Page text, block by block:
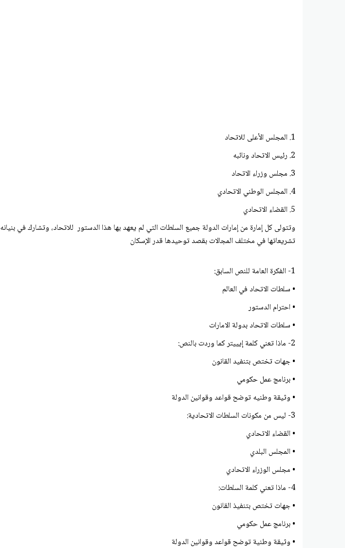
1. المجلس الأعلى للاتحاد
2. رئيس الاتحاد ونائبه
3. مجلس وزراء الاتحاد
4. المجلس الوطني الاتحادي
5. القضاء الاتحادي
وتتولى كل إمارة من إمارات الدولة جميع السلطات التي لم يعهد بها هذا الدستور للاتحاد، وتشارك في
تشريعاتها في مختلف المجالات بقصد توحيدها قدر الإسكان
1- الفكرة العامة للنص السابق:
• سلطات الاتحاد في العالم
• احترام الدستور
• سلطات الاتحاد بدولة الامارات
2- ماذا تعني كلمة إيييتر كما وردت بالنص:
• جهات تختص بتنفيد القانون
• برنامج عمل حكومي
• وثيقة وطنيه توضح قواعد وقوانين الدولة
3- ليس من مكونات السلطات الاتحادية:
• القضاء الاتحادي
• المجلس البلدي
• مجلس الوزراء الاتحادي
4- ماذا تعني كلمة السلطات:
• جهات تختص بتنفيذ القانون
• برنامج عمل حكومي
• وثيقة وطنية توضح قواعد وقوانين الدولة